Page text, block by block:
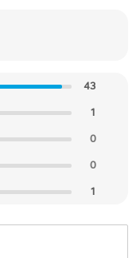
43
1
0
0
1